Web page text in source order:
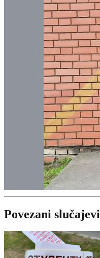
Povezani slučajevi